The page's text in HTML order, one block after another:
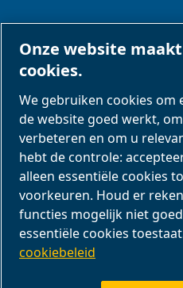
PARTNERS
Zakenpartners
E-Connect 2,0
Zakelijke portal
ABAC-
mediagalerij
Cookie-instellingen
Onze website
cookies.
We gebruiken cookies
de website goed werkt,
verbeteren en om u
hebt de controle:
alleen essentiële cookies
voorkeuren. Houd er
functies mogelijk niet
essentiële cookies
cookiebeleid